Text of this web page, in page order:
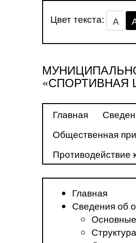
Цвет текста: А
«СПОРТИВНАЯ
Главная
Общественная
Противодействие
Главная
Сведения об